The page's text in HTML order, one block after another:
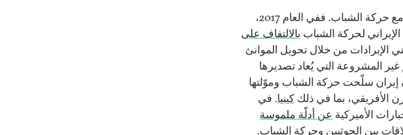
لإيران أيضًا علاقاتٌ طويلة الأمد تجمعها مع حركة الشباب. ففي العام 2017،
لحركة الشباب بالالتفاف على
الإيرادات من خلال تحويل الموانئ
المشروعة التي يُعاد تصديرها
إيران سلّحت حركة الشباب وموّلتها
الأفريقي، بما في ذلك كينيا. في
الأميركية عن أدلّة ملموسة
بين الحوثيين وحركة الشباب.